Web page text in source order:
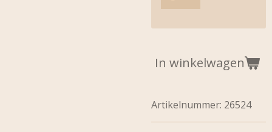
In winkelwagen
Artikelnummer: 26524